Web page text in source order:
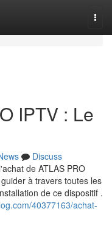
IPTV : Le
Discuss
de ATLAS PRO
à travers toutes les
de ce dispositif .
40377163/achat-